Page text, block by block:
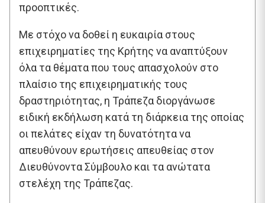
προοπτικές.
Με στόχο να δοθεί η ευκαιρία στους
επιχειρηματίες της Κρήτης να αναπτύξουν
όλα τα θέματα που τους απασχολούν στο
πλαίσιο της επιχειρηματικής τους
δραστηριότητας, η Τράπεζα διοργάνωσε
ειδική εκδήλωση κατά τη διάρκεια της οποίας
οι πελάτες είχαν τη δυνατότητα να
απευθύνουν ερωτήσεις απευθείας στον
Διευθύνοντα Σύμβουλο και τα ανώτατα
στελέχη της Τράπεζας.